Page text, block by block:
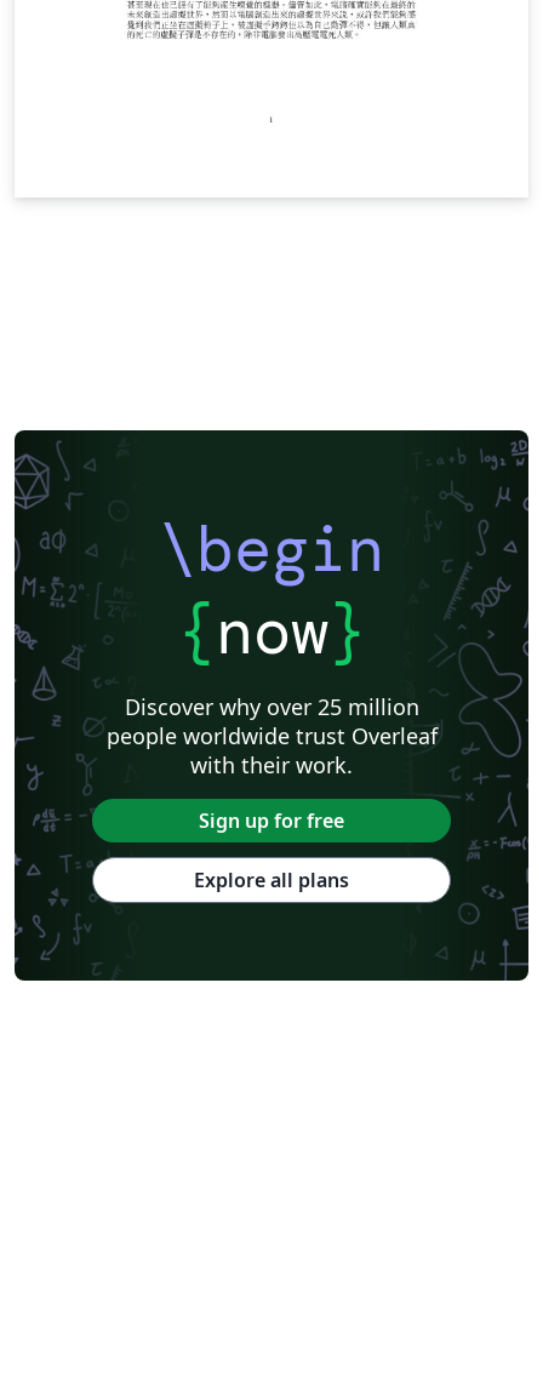
\begin
{now}
Discover why over 25 million
people worldwide trust Overleaf
with their work.
Sign up for free
Explore all plans